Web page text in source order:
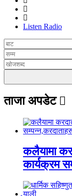
Listen Radio
ताजा अपडेट
कलैयामा
कार्यक्रम